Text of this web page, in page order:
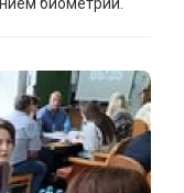
биометрии.